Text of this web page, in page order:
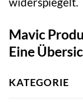
Mavic
Eine
KATEGORIE